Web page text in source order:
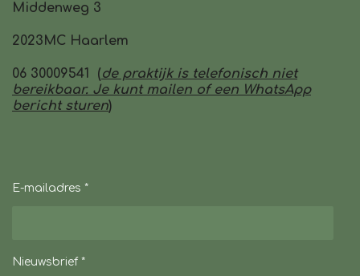
Middenweg 3
2023MC Haarlem
06 30009541 (de praktijk is telefonisch niet
bereikbaar. Je kunt mailen of een WhatsApp
bericht sturen)
E-mailadres *
Nieuwsbrief *